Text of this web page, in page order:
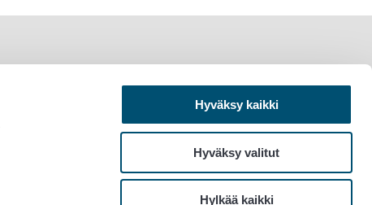
Hyväksy kaikki
Hyväksy valitut
Hylkää kaikki